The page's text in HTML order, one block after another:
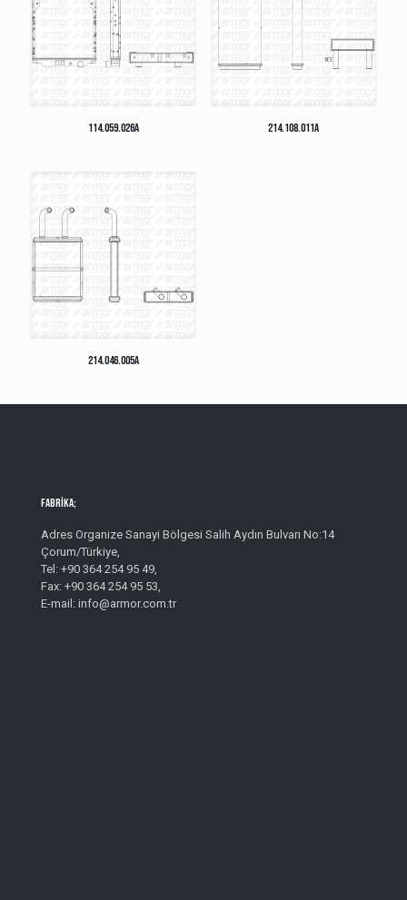
114.059.026A 214.108.011A
214.046.005A
Fabrika;
Adres Organize Sanayi Bölgesi Salih Aydın Bulvarı No:14
Çorum/Türkiye,
Tel: +90 364 254 95 49,
Fax: +90 364 254 95 53,
E-mail: info@armor.com.tr